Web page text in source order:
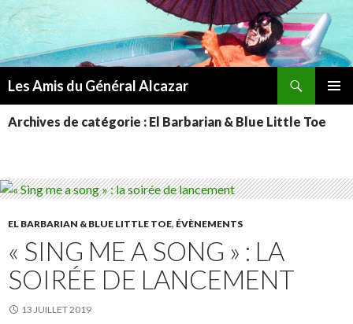
Les Amis du Général Alcazar
AU
Archives de catégorie : El Barbarian & Blue Little Toe
EL BARBARIAN & BLUE LITTLE TOE, ÉVÈNEMENTS
« SING ME A SONG » : LA
SOIRÉE DE LANCEMENT
13 JUILLET 2019